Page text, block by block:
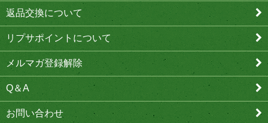
返品交換について
リプサポイントについて
メルマガ登録解除
Q＆A
お問い合わせ